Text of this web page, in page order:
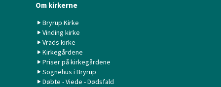
Om kirkerne
Bryrup Kirke
Vinding kirke
Vrads kirke
Kirkegårdene
Priser på kirkegårdene
Sognehus i Bryrup
Døbte - Viede - Dødsfald